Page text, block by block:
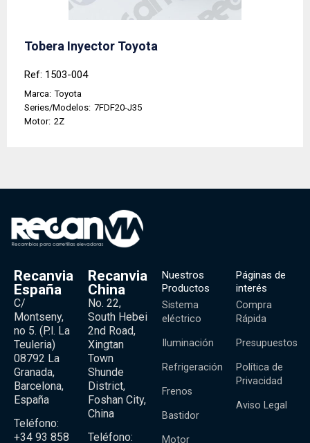
Tobera Inyector Toyota
Ref: 1503-004
Marca: Toyota
Series/Modelos: 7FDF20-J35
Motor: 2Z
Recanvia
España
C/
Montseny,
no 5. (P.l. La
Teuleria)
08792 La
Granada,
Barcelona,
España
Teléfono:
+34 93 858
Recanvia
China
No. 22,
South Hebei
2nd Road,
Xingtan
Town
Shunde
District,
Foshan City,
China
Teléfono:
Nuestros
Productos
Sistema
eléctrico
Iluminación
Refrigeración
Frenos
Bastidor
Motor
Páginas de
interés
Compra
Rápida
Presupuestos
Política de
Privacidad
Aviso Legal